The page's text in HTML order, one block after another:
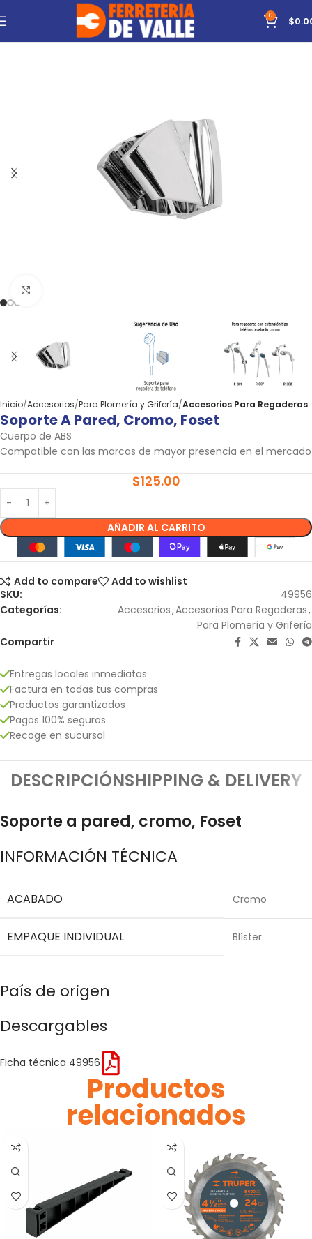
0 $
Inicio Accesorios Para Plomería y Grifería Accesorios Para Regaderas
Soporte A Pared, Cromo, Foset
Cuerpo de ABS
Compatible con las marcas de mayor presencia en el mercado
$125.00
AÑADIR AL CARRITO
Add to compare
Add to wishlist
SKU:
49956
Categorías:
Accesorios,Accesorios Para Regaderas,
Para Plomería y Grifería
Compartir
Entregas locales inmediatas
Factura en todas tus compras
Productos garantizados
Pagos 100% seguros
Recoge en sucursal
DESCRIPCIÓNSHIPPING & DELIVERY
Soporte a pared, cromo, Foset
INFORMACIÓN TÉCNICA
ACABADO Cromo
EMPAQUE INDIVIDUAL Blíster
País de origen
Descargables
Ficha técnica 49956
Productos
relacionados